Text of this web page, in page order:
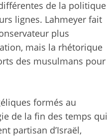
de la politique
lignes. Lahmeyer fait
plus
mais la rhétorique
des musulmans pour
formés au
de la fin des temps qui
partisan d’Israël,